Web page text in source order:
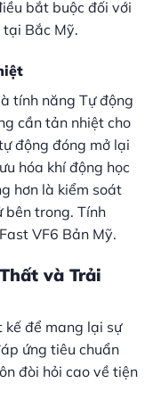
bắt buộc đối với
tại Bắc Mỹ.
tính năng Tự động
cần tản nhiệt cho
động đóng mở lại
hóa khí động học
hơn là kiểm soát
bên trong. Tính
VF6 Bản Mỹ.
và Trải
kế để mang lại sự
ứng tiêu chuẩn
đòi hỏi cao về tiện